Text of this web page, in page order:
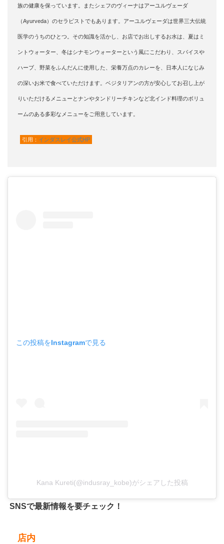
族の健康を保っています。 またシェフのヴィーナはアーユルヴェーダ
（Ayurveda） のセラピストでもあります。 アーユルヴェーダは世界三大伝統
医学のうちのひとつ。 その知識を活かし、 お店でお出しするお水は、夏はミ
ントウォーター、冬はシナモンウォーターという風にこだわり、スパイスや
ハーブ、野菜をふんだんに使用した、栄養万点のカレーを、日本人になじみ
の深いお米で食べていただけます。 ベジタリアンの方が安心してお召し上が
りいただけるメニューとナンやタンドリーチキンなど北インド料理のボリュ
ームのある多彩なメニューをご用意しています。
引用： インダスレイ公式HP
この投稿をInstagramで見る
Kana Kureti(@indusray_kobe)がシェアした投稿
SNSで最新情報を要チェック！
店内